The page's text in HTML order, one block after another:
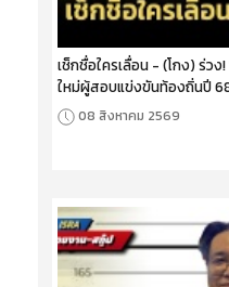
เช็กชื่อใครเลื่อน - (โกง) ร่ว
ใหม่ผู้สอบแข่งขันท้องถิ่นปี
08 สิงหาคม 2569